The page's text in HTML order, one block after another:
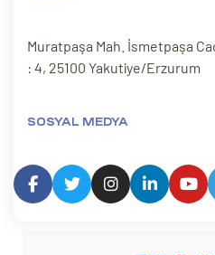
Muratpaşa Mah. İsmetpaşa
: 4, 25100 Yakutiye/Erzurum
SOSYAL MEDYA